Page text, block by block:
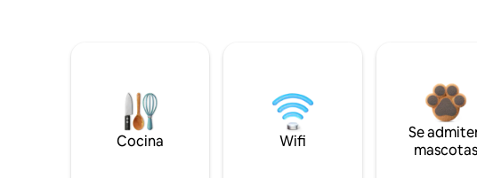
Cocina Wifi
Se
mascotas